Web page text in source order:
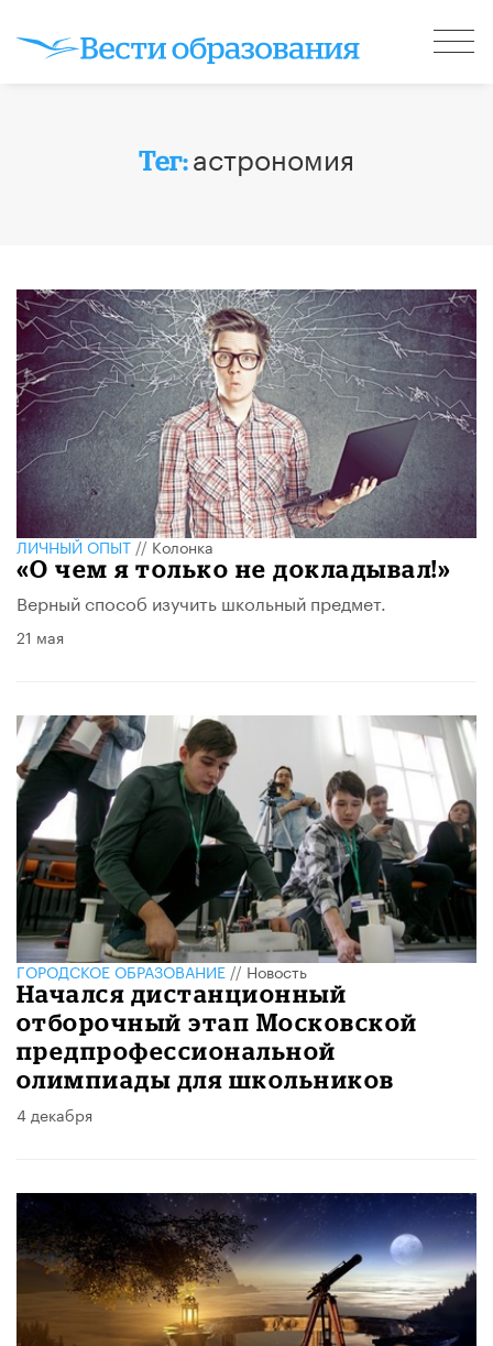
Тег:астрономия
ЛИЧНЫЙ ОПЫТ//Колонка
«О чем я только не докладывал!»
Верный способ изучить школьный предмет.
21 мая
ГОРОДСКОЕ ОБРАЗОВАНИЕ//Новость
Начался дистанционный
отборочный этап Московской
предпрофессиональной
олимпиады для школьников
4 декабря